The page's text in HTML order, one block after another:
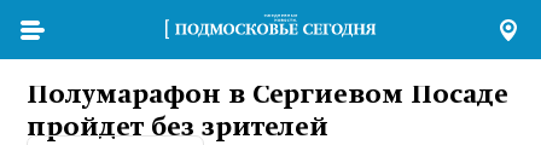
Полумарафон в Сергиевом Посаде
пройдет без зрителей